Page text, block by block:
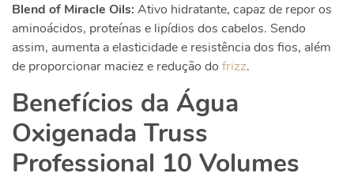
Blend of Miracle Oils: Ativo hidratante, capaz de repor os
aminoácidos, proteínas e lipídios dos cabelos. Sendo
assim, aumenta a elasticidade e resistência dos fios, além
de proporcionar maciez e redução do frizz.
Benefícios da Água
Oxigenada Truss
Professional 10 Volumes